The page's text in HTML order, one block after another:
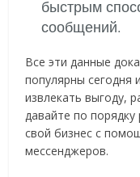
быстрым
сообщений.
Все эти данные
популярны сегодня
извлекать выгоду,
давайте по
свой бизнес с
мессенджеров.